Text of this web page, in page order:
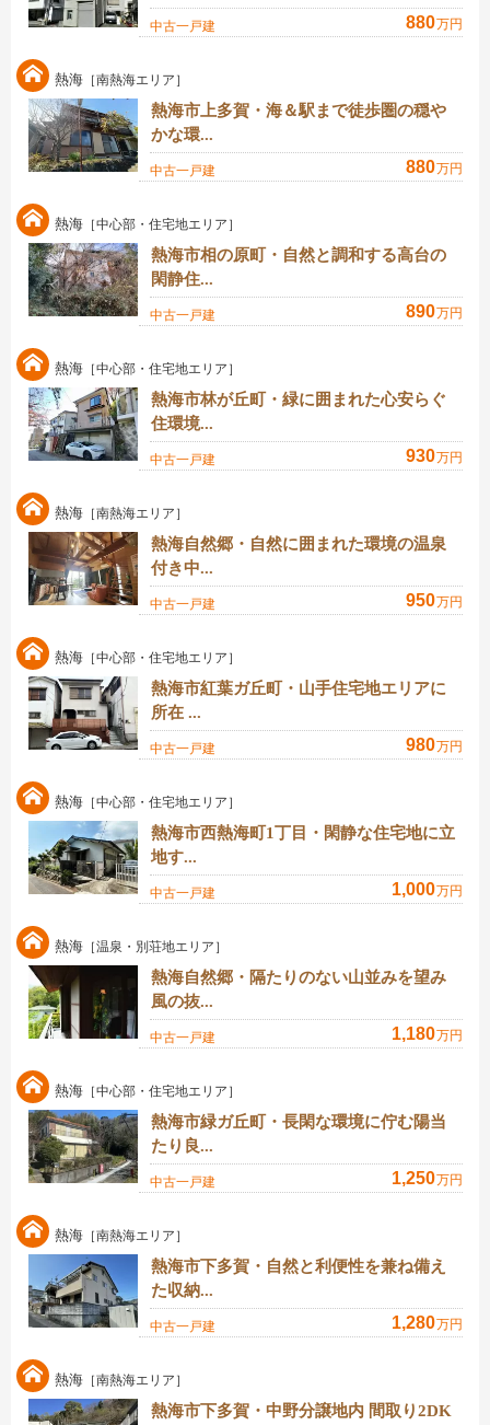
中古一戸建 880万円
熱海 ［南熱海エリア］
熱海市上多賀・海＆駅まで徒歩圏の穏や
かな環...
中古一戸建 880万円
熱海 ［中心部・住宅地エリア］
熱海市相の原町・自然と調和する高台の
閑静住...
中古一戸建 890万円
熱海 ［中心部・住宅地エリア］
熱海市林が丘町・緑に囲まれた心安らぐ
住環境...
中古一戸建 930万円
熱海 ［南熱海エリア］
熱海自然郷・自然に囲まれた環境の温泉
付き中...
中古一戸建 950万円
熱海 ［中心部・住宅地エリア］
熱海市紅葉ガ丘町・山手住宅地エリアに
所在 ...
中古一戸建 980万円
熱海 ［中心部・住宅地エリア］
熱海市西熱海町1丁目・閑静な住宅地に立
地す...
中古一戸建 1,000万円
熱海 ［温泉・別荘地エリア］
熱海自然郷・隔たりのない山並みを望み
風の抜...
中古一戸建 1,180万円
熱海 ［中心部・住宅地エリア］
熱海市緑ガ丘町・長閑な環境に佇む陽当
たり良...
中古一戸建 1,250万円
熱海 ［南熱海エリア］
熱海市下多賀・自然と利便性を兼ね備え
た収納...
中古一戸建 1,280万円
熱海 ［南熱海エリア］
熱海市下多賀・中野分譲地内 間取り2DK